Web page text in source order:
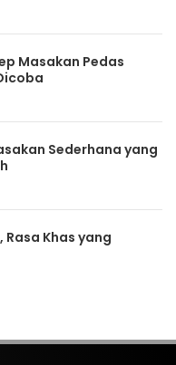
Masakan Pedas
Sederhana yang
Rasa Khas yang